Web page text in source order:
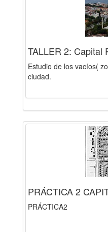
TALLER 2: Capital
Estudio de los vacíos(
ciudad.
PRÁCTICA 2
PRÁCTICA2